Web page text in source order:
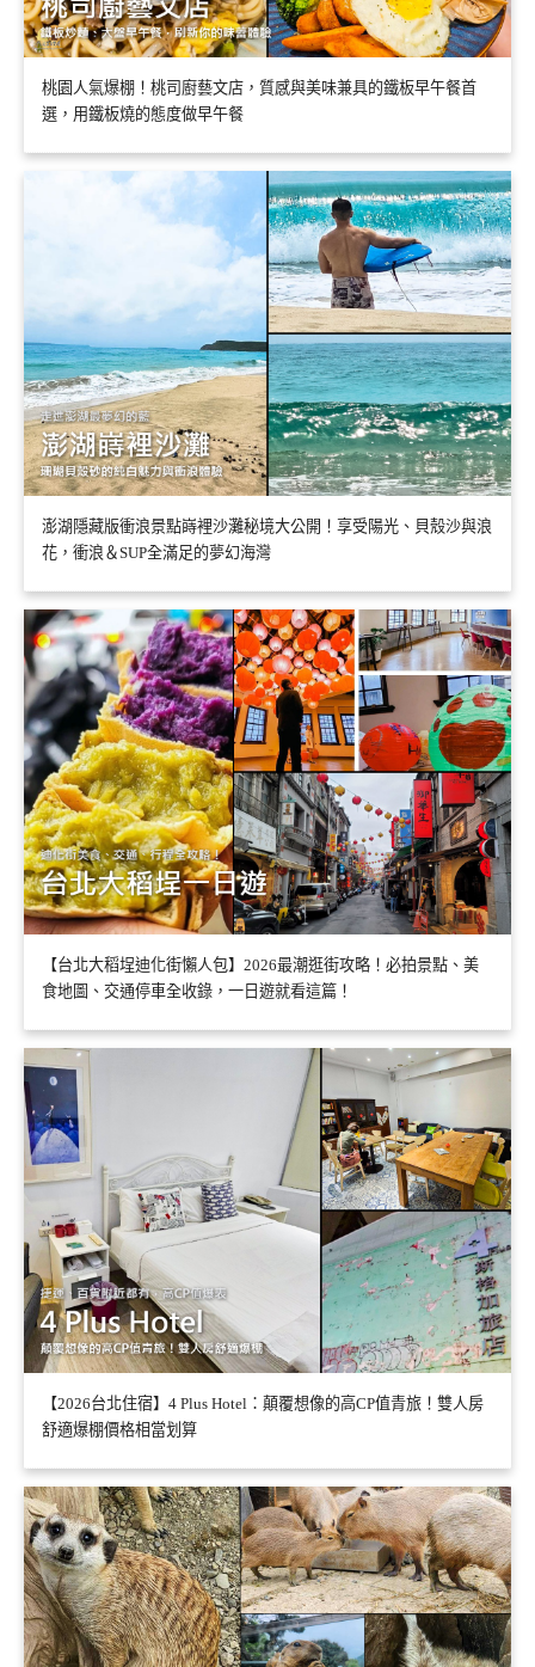
桃園人氣爆棚！桃司廚藝文店，質感與美味兼具的鐵板早午餐首
選，用鐵板燒的態度做早午餐
澎湖隱藏版衝浪景點嵵裡沙灘秘境大公開！享受陽光、貝殼沙與浪
花，衝浪＆SUP全滿足的夢幻海灣
【台北大稻埕迪化街懶人包】2026最潮逛街攻略！必拍景點、美
食地圖、交通停車全收錄，一日遊就看這篇！
【2026台北住宿】4 Plus Hotel：顛覆想像的高CP值青旅！雙人房
舒適爆棚價格相當划算